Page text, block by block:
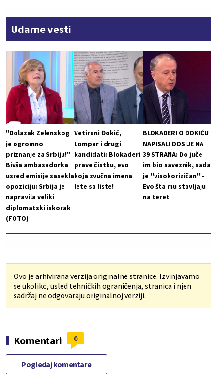
Udarne vesti
"Dolazak Zelenskog
je ogromno
priznanje za Srbiju!"
Bivša ambasadorka
usred emisije sasekla
opoziciju: Srbija je
napravila veliki
diplomatski iskorak
(FOTO)
Vetirani Đokić,
Lompar i drugi
kandidati: Blokaderi
prave čistku, evo
koja zvučna imena
lete sa liste!
BLOKADERI O ĐOKIĆU
NAPISALI DOSIJE NA
39 STRANA: Do juče
im bio saveznik, sada
je ''visokorizičan'' -
Evo šta mu stavljaju
na teret
Ovo je arhivirana verzija originalne stranice. Izvinjavamo
se ukoliko, usled tehničkih ograničenja, stranica i njen
sadržaj ne odgovaraju originalnoj verziji.
Komentari 0
Pogledaj komentare